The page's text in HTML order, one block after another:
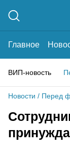
Главное
ВИП-новость
Новости / Перед